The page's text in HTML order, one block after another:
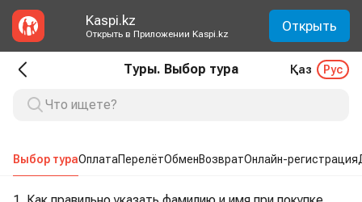
Kaspi.kz
Открыть в Приложении Kaspi.kz Открыть
Туры. Выбор тура Қаз Рус
Выбор тураОплатаПерелётОбменВозвратОнлайн-регистрация